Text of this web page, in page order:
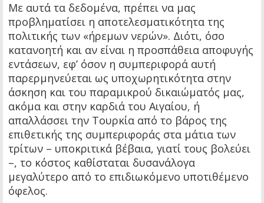
Με αυτά τα δεδομένα, πρέπει να μας
προβληματίσει η αποτελεσματικότητα της
πολιτικής των «ήρεμων νερών». Διότι, όσο
κατανοητή και αν είναι η προσπάθεια αποφυγής
εντάσεων, εφ’ όσον η συμπεριφορά αυτή
παρερμηνεύεται ως υποχωρητικότητα στην
άσκηση και του παραμικρού δικαιώματός μας,
ακόμα και στην καρδιά του Αιγαίου, ή
απαλλάσσει την Τουρκία από το βάρος της
επιθετικής της συμπεριφοράς στα μάτια των
τρίτων – υποκριτικά βέβαια, γιατί τους βολεύει
–, το κόστος καθίσταται δυσανάλογα
μεγαλύτερο από το επιδιωκόμενο υποτιθέμενο
όφελος.